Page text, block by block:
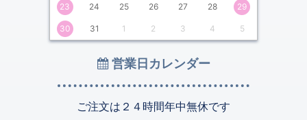
23 24 25 26 27 28 29
30 31 1 2 3 4 5
営業日カレンダー
ご注文は２４時間年中無休です